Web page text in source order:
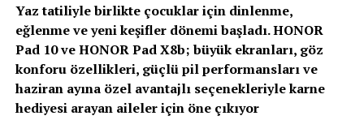
Zirvenin dijitalleşme ve veri odaklı müşteri yönetimi
başlıklı oturumlarında, yapay zeka ve büyük verinin
sigortacılıkta karar alma süreçlerindeki etkisi ele alındı.
AXA Türkiye Satış, Kurumsal İletişim ve Sağlık
Başkanı Sanem Çıngay Buçukoğlu: “Önümüzdeki
Yaz tatiliyle birlikte çocuklar için dinlenme,
eğlenme ve yeni keşifler dönemi başladı. HONOR
Pad 10 ve HONOR Pad X8b; büyük ekranları, göz
konforu özellikleri, güçlü pil performansları ve
haziran ayına özel avantajlı seçenekleriyle karne
hediyesi arayan aileler için öne çıkıyor